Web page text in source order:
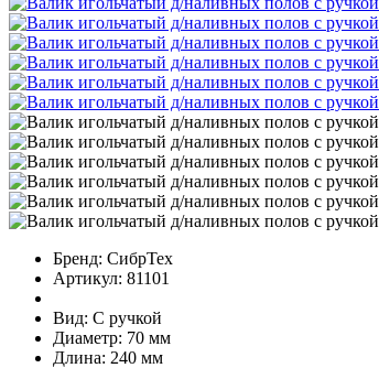
Бренд: СибрТех
Артикул: 81101
Вид: С ручкой
Диаметр: 70 мм
Длина: 240 мм